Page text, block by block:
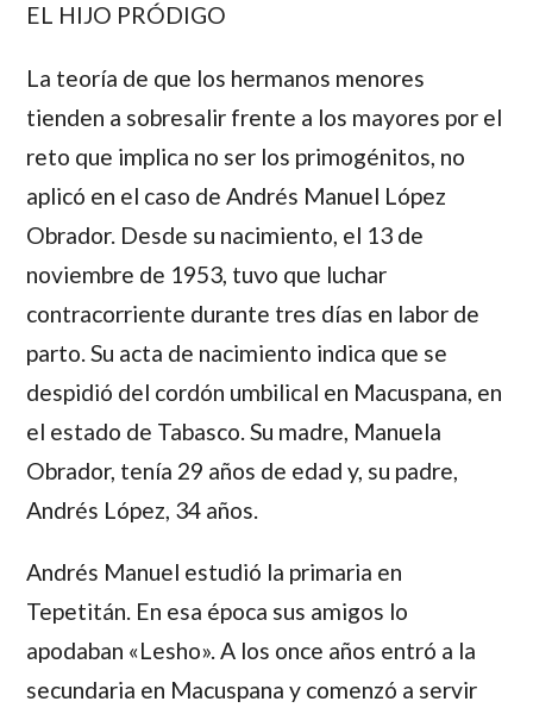
EL HIJO PRÓDIGO
La teoría de que los hermanos menores
tienden a sobresalir frente a los mayores por el
reto que implica no ser los primogénitos, no
aplicó en el caso deAndrés Manuel López
Obrador. Desde su nacimiento, el 13 de
noviembre de 1953, tuvo que luchar
contracorriente durante tres días en labor de
parto. Su acta de nacimiento indica que se
despidió del cordón umbilical en Macuspana, en
el estado de Tabasco. Su madre, Manuela
Obrador, tenía 29 años de edad y, su padre,
Andrés López, 34 años.
Andrés Manuel estudió la primaria en
Tepetitán. En esa época sus amigos lo
apodaban «Lesho». A los once años entró a la
secundaria en Macuspana y comenzó a servir